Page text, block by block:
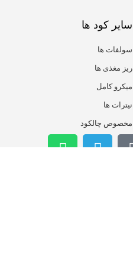
سایر کود ها
سولفات ها
ریز مغذی ها
میکرو کامل
نیترات ها
مخصوص چالکود